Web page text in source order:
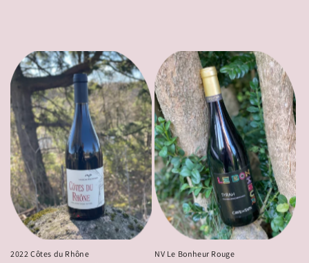
t
i
o
n
:
2022 Côtes du Rhône NV Le Bonheur Rouge